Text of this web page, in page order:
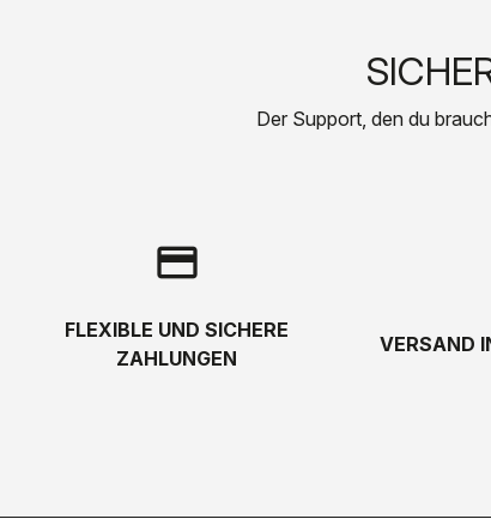
Der Support, den du
credit_card
FLEXIBLE UND SICHERE
ZAHLUNGEN
VERSAND